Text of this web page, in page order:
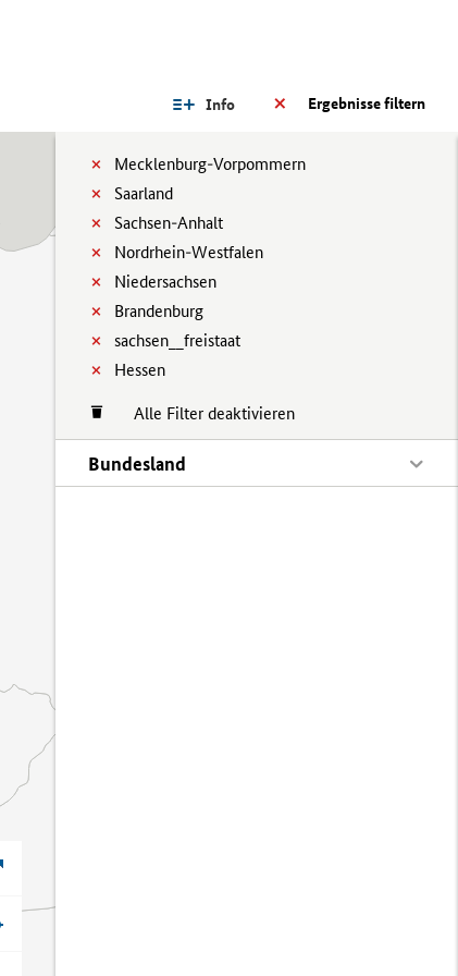
Ergebnisse filtern
Info
Mecklenburg-Vorpommern
Saarland
Sachsen-Anhalt
Nordrhein-Westfalen
Niedersachsen
Brandenburg
sachsen__freistaat
Hessen
Alle Filter deaktivieren
Bundesland